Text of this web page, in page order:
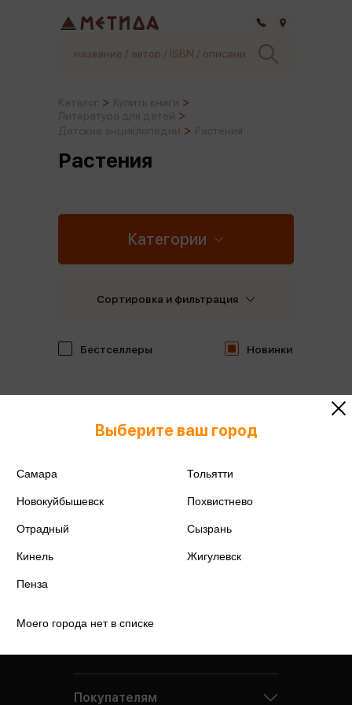
Растения
Категории
Бестселлеры Новинки
Сортировка и фильтрация
Выберите ваш город
Самара Тольятти
Новокуйбышевск Похвистнево
Отрадный Сызрань
Кинель Жигулевск
Пенза
Моего города нет в списке
Покупателям